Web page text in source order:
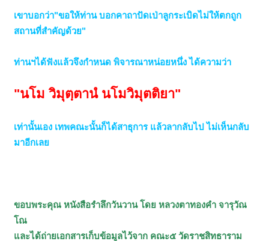
เขาบอกว่า"ขอให้ท่าน บอกคาถาปัดเป่าลูกระเบิดไม่ให้ตกถูก
สถานที่สำคัญด้วย"
ท่านฯได้ฟังแล้วจึงกำหนด พิจารณาหน่อยหนึ่ง ได้ความว่า
"นโม วิมุตฺตานํ นโมวิมุตติยา"
เท่านั้นเอง เทพคณะนั้นก็ได้สาธุการ แล้วลากลับไป ไม่เห็นกลับ
มาอีกเลย
ขอบพระคุณ หนังสือรำลึกวันวาน โดย หลวงตาทองคำ จารุวัณ
โณ
และได้ถ่ายเอกสารเก็บข้อมูลไว้จาก คณะ๕ วัดราชสิทธาราม